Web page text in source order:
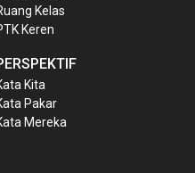
Kelas
Keren
Kita
Pakar
Mereka